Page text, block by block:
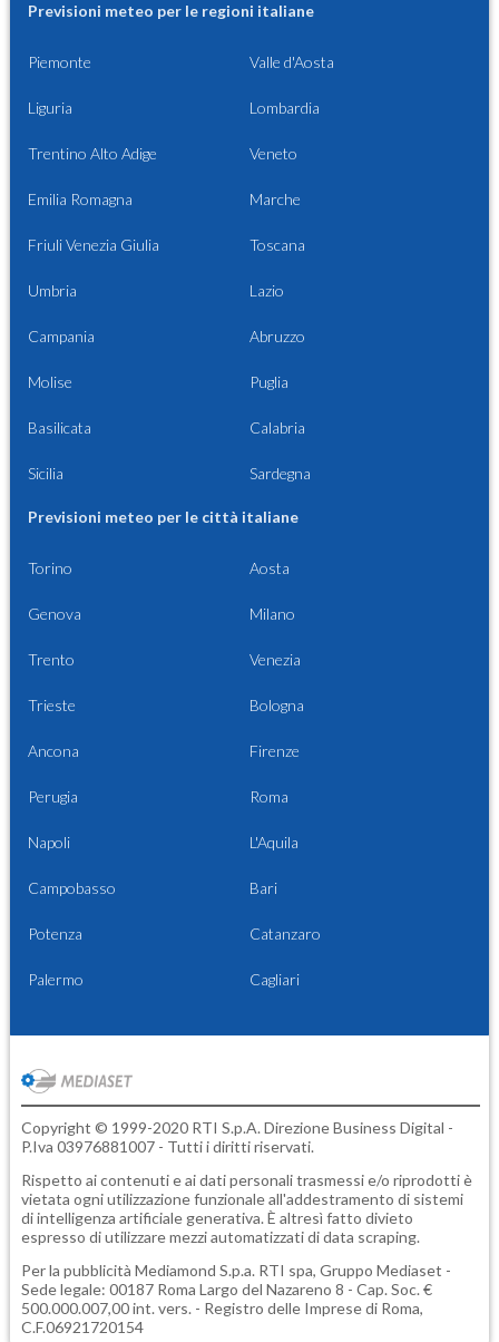
Previsioni meteo per le regioni italiane
Piemonte Valle d'Aosta
Liguria Lombardia
Trentino Alto Adige Veneto
Emilia Romagna Marche
Friuli Venezia Giulia Toscana
Umbria Lazio
Campania Abruzzo
Molise Puglia
Basilicata Calabria
Sicilia Sardegna
Previsioni meteo per le città italiane
Torino Aosta
Genova Milano
Trento Venezia
Trieste Bologna
Ancona Firenze
Perugia Roma
Napoli L'Aquila
Campobasso Bari
Potenza Catanzaro
Palermo Cagliari
Copyright © 1999-2020 RTI S.p.A. Direzione Business Digital -
P.Iva 03976881007 - Tutti i diritti riservati.
Rispetto ai contenuti e ai dati personali trasmessi e/o riprodotti è
vietata ogni utilizzazione funzionale all'addestramento di sistemi
di intelligenza artificiale generativa. È altresì fatto divieto
espresso di utilizzare mezzi automatizzati di data scraping.
Per la pubblicità Mediamond S.p.a. RTI spa, Gruppo Mediaset -
Sede legale: 00187 Roma Largo del Nazareno 8 - Cap. Soc. €
500.000.007,00 int. vers. - Registro delle Imprese di Roma,
C.F.06921720154